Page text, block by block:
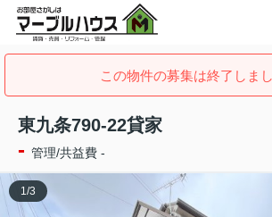
この物件の募集は終了しまし
東九条790-22貸家
- 管理/共益費 -
1/3